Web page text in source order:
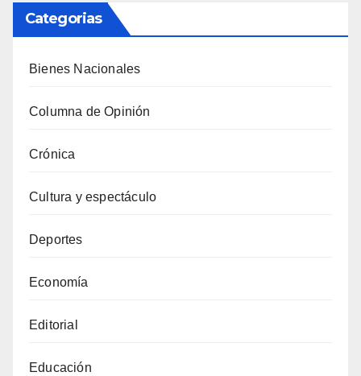
Categorias
Bienes Nacionales
Columna de Opinión
Crónica
Cultura y espectáculo
Deportes
Economía
Editorial
Educación